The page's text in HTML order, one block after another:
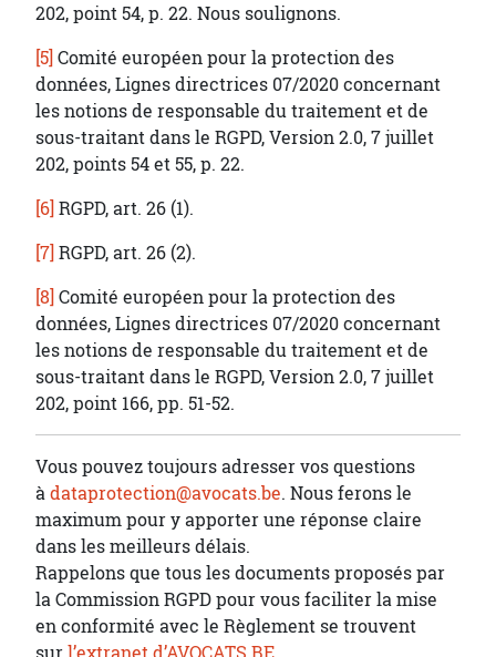
202, point 54, p. 22. Nous soulignons.
[5] Comité européen pour la protection des
données, Lignes directrices 07/2020 concernant
les notions de responsable du traitement et de
sous-traitant dans le RGPD, Version 2.0, 7 juillet
202, points 54 et 55, p. 22.
[6] RGPD, art. 26 (1).
[7] RGPD, art. 26 (2).
[8] Comité européen pour la protection des
données, Lignes directrices 07/2020 concernant
les notions de responsable du traitement et de
sous-traitant dans le RGPD, Version 2.0, 7 juillet
202, point 166, pp. 51-52.
Vous pouvez toujours adresser vos questions
àdataprotection@avocats.be. Nous ferons le
maximum pour y apporter une réponse claire
dans les meilleurs délais.
Rappelons que tous les documents proposés par
la Commission RGPD pour vous faciliter la mise
en conformité avec le Règlement se trouvent